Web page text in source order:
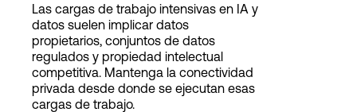
Las cargas de trabajo intensivas en IA y
datos suelen implicar datos
propietarios, conjuntos de datos
regulados y propiedad intelectual
competitiva. Mantenga la conectividad
privada desde donde se ejecutan esas
cargas de trabajo.